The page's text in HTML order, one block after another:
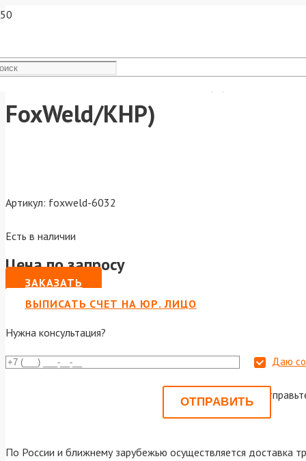
Комплект кабелей для
FoxWeld/КНР)
Артикул: foxweld-6032
Есть в наличии
Цена по запросу
ЗАКАЗАТЬ
ВЫПИСАТЬ СЧЕТ НА ЮР. ЛИЦО
Нужна консультация?
Даю
Или
По России и ближнему зарубежью осуществляется доставка